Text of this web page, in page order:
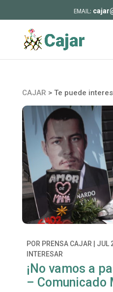
CAJAR > Te puede
POR PRENSA CAJAR JUL
INTERESAR
¡No vamos a
– Comunicado